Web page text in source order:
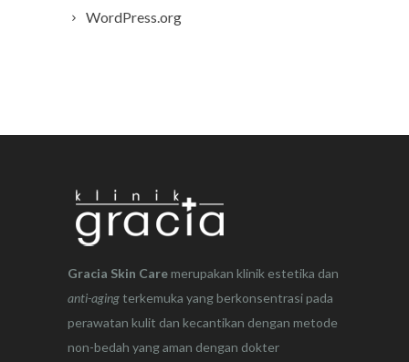
WordPress.org
Gracia Skin Caremerupakan klinik estetika dan
anti-agingterkemuka yang berkonsentrasi pada
perawatan kulit dan kecantikan dengan metode
non-bedah yang aman dengan dokter